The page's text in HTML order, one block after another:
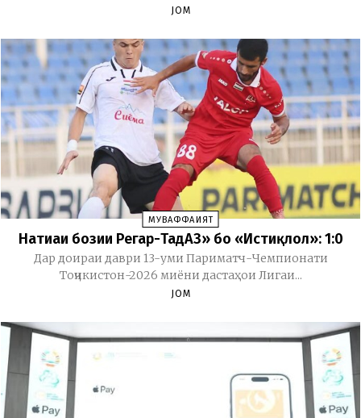
JOM
МУВАФФАҚИЯТ
Натиҷаи бозии Регар-ТадАЗ» бо «Истиқлол»: 1:0
Дар доираи даври 13-уми Париматч-Чемпионати
Тоҷикистон-2026 миёни дастаҳои Лигаи...
JOM